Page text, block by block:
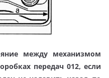
между механизмом
передач 012, если